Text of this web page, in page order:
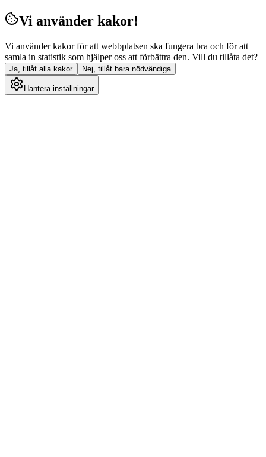
Vi använder kakor!
Vi använder kakor för att webbplatsen ska fungera bra och för att
samla in statistik som hjälper oss att förbättra den. Vill du tillåta det?
Ja, tillåt alla kakor Nej, tillåt bara nödvändiga
Hantera inställningar